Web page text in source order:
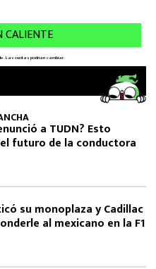
a TUDN? Esto
futuro de la conductora
su monoplaza y Cadillac
al mexicano en la F1